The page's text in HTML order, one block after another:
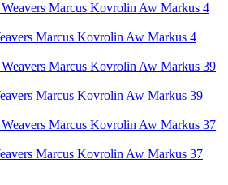
Marcus Kovrolin Aw Markus 4
Marcus Kovrolin Aw Markus 39
Marcus Kovrolin Aw Markus 37